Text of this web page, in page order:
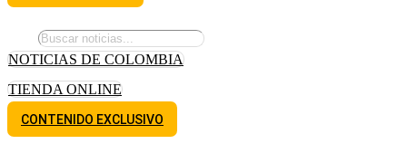
NOTICIAS DE COLOMBIA
TIENDA ONLINE
CONTENIDO EXCLUSIVO